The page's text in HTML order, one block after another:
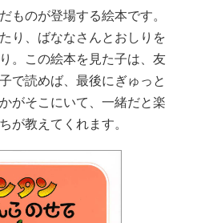
ものが登場する絵本です。
り、ばななさんとおしりを
。この絵本を見た子は、友
で読めば、最後にぎゅっと
がそこにいて、一緒だと楽
が教えてくれます。